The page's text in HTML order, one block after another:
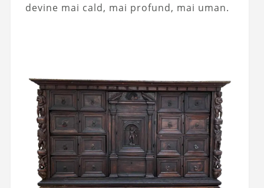
devine mai cald, mai profund, mai uman.